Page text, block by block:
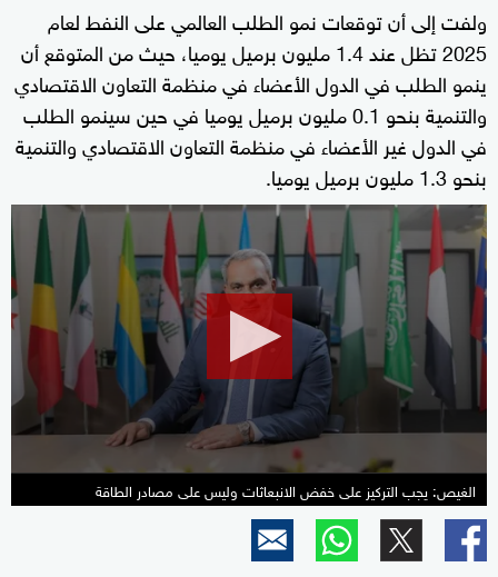
ولفت إلى أن توقعات نمو الطلب العالمي على النفط لعام
2025 تظل عند 1.4 مليون برميل يوميا، حيث من المتوقع أن
ينمو الطلب في الدول الأعضاء في منظمة التعاون الاقتصادي
والتنمية بنحو 0.1 مليون برميل يوميا في حين سينمو الطلب
في الدول غير الأعضاء في منظمة التعاون الاقتصادي والتنمية
بنحو 1.3 مليون برميل يوميا.
0
seconds
of
3
minutes,
seconds
الغيص: يجب التركيز على خفض الانبعاثات وليس على مصادر الطاقة